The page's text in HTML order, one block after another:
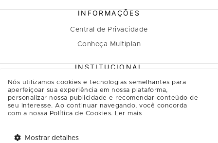
INFORMAÇÕES
Central de Privacidade
Conheça Multiplan
INSTITUCIONAL
A Multiplan
Inovação
Sustentabilidade
Nós utilizamos cookies e tecnologias semelhantes para
aperfeiçoar sua experiência em nossa plataforma,
personalizar nossa publicidade e recomendar conteúdo de
seu interesse. Ao continuar navegando, você concorda
com a nossa Política de Cookies. Ler mais
Mostrar detalhes